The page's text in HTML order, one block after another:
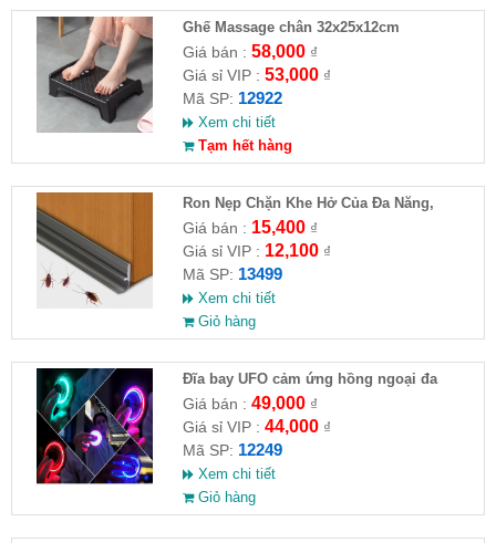
Ghế Massage chân 32x25x12cm
Giá bán : 58,000₫
Giá sỉ VIP : 53,000₫
Mã SP: 12922
Xem chi tiết
Tạm hết hàng
Ron Nẹp Chặn Khe Hở Của Đa Năng,
Chống Côn Trùng( HĐ )
Giá bán : 15,400₫
Giá sỉ VIP : 12,100₫
Mã SP: 13499
Xem chi tiết
Giỏ hàng
Đĩa bay UFO cảm ứng hồng ngoại đa
chiều tự động bay về
Giá bán : 49,000₫
Giá sỉ VIP : 44,000₫
Mã SP: 12249
Xem chi tiết
Giỏ hàng